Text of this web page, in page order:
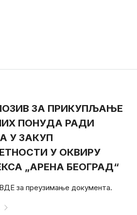
ЗА ПРИКУПЉАЊЕ
ПОНУДА РАДИ
У ЗАКУП
У ОКВИРУ
„АРЕНА БЕОГРАД“
за преузимање документа.